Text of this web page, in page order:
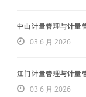
中山计量管理与计量
03 6 月 2026
江门计量管理与计量
03 6 月 2026